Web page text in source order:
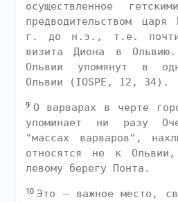
осуществленное
предводительством
г. до н.э., т.е.
визита Диона в
Ольвии упомянут в
Ольвии (IOSPE, 12, 34).
9 О варварах в черте
упоминает ни разу
"массах варваров",
относятся не к
левому берегу Понта.
10 Это — важное место,